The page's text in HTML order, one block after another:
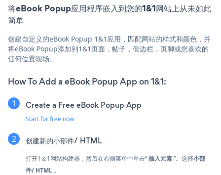
将eBook Popup应用程序嵌入到您的1&1网站上从未如此
简单
创建自定义的eBook Popup 1&1应用，匹配网站的样式和颜色，并
将eBook Popup添加到1&1页面，帖子，侧边栏，页脚或您喜欢的
任何位置现场。
How To Add a eBook Popup App on 1&1:
Create a Free eBook Popup App
Start for free now
创建新的小部件/ HTML
打开1＆1网站构建器，然后在右侧菜单中单击“插入元素”。选择小部
件/ HTML 。